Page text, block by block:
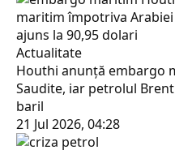
Actualitate
Houthi anunță embargo
Saudite, iar petrolul
baril
21 Jul 2026, 04:28